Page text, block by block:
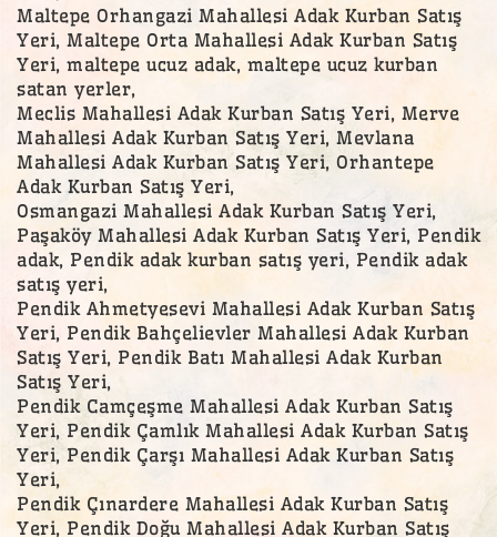
Maltepe Orhangazi Mahallesi Adak Kurban Satış
Yeri, Maltepe Orta Mahallesi Adak Kurban Satış
Yeri, maltepe ucuz adak, maltepe ucuz kurban
satan yerler,
Meclis Mahallesi Adak Kurban Satış Yeri, Merve
Mahallesi Adak Kurban Satış Yeri, Mevlana
Mahallesi Adak Kurban Satış Yeri, Orhantepe
Adak Kurban Satış Yeri,
Osmangazi Mahallesi Adak Kurban Satış Yeri,
Paşaköy Mahallesi Adak Kurban Satış Yeri, Pendik
adak, Pendik adak kurban satış yeri, Pendik adak
satış yeri,
Pendik Ahmetyesevi Mahallesi Adak Kurban Satış
Yeri, Pendik Bahçelievler Mahallesi Adak Kurban
Satış Yeri, Pendik Batı Mahallesi Adak Kurban
Satış Yeri,
Pendik Camçeşme Mahallesi Adak Kurban Satış
Yeri, Pendik Çamlık Mahallesi Adak Kurban Satış
Yeri, Pendik Çarşı Mahallesi Adak Kurban Satış
Yeri,
Pendik Çınardere Mahallesi Adak Kurban Satış
Yeri, Pendik Doğu Mahallesi Adak Kurban Satış